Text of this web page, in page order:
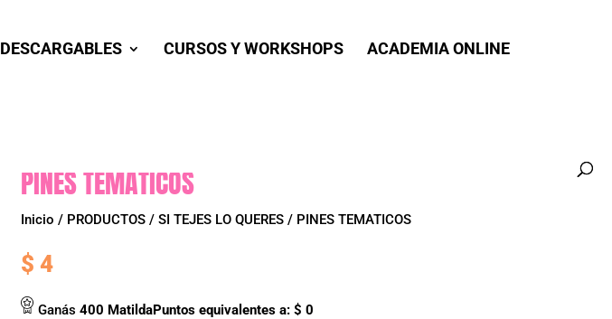
DESCARGABLES CURSOS Y WORKSHOPS ACADEMIA ONLINE
PINES TEMATICOS
Inicio / PRODUCTOS/ SI TEJES LO QUERES/ PINES TEMATICOS
$ 4
Ganás 400 MatildaPuntosequivalentes a: $ 0